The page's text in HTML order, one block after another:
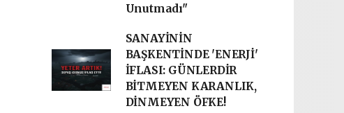
Unutmadı"
SANAYİNİN
BAŞKENTİNDE 'ENERJİ'
İFLASI: GÜNLERDİR
BİTMEYEN KARANLIK,
DİNMEYEN ÖFKE!